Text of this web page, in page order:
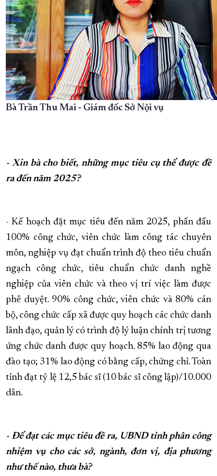
Bà Trần Thu Mai - Giám đốc Sở Nội vụ
- Xin bà cho biết, những mục tiêu cụ thể được đề
ra đến năm 2025?
- Kế hoạch đặt mục tiêu đến năm 2025, phấn đấu
100% công chức, viên chức làm công tác chuyên
môn, nghiệp vụ đạt chuẩn trình độ theo tiêu chuẩn
ngạch công chức, tiêu chuẩn chức danh nghề
nghiệp của viên chức và theo vị trí việc làm được
phê duyệt. 90% công chức, viên chức và 80% cán
bộ, công chức cấp xã được quy hoạch các chức danh
lãnh đạo, quản lý có trình độ lý luận chính trị tương
ứng chức danh được quy hoạch. 85% lao động qua
đào tạo; 31% lao động có bằng cấp, chứng chỉ. Toàn
tỉnh đạt tỷ lệ 12,5 bác sĩ (10 bác sĩ công lập)/10.000
dân.
- Để đạt các mục tiêu đề ra, UBND tỉnh phân công
nhiệm vụ cho các sở, ngành, đơn vị, địa phương
như thế nào, thưa bà?